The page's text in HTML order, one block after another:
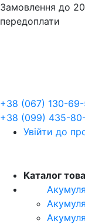
Замовлення до
передоплати
+38 (067) 130-
+38 (099) 435-
Увійти до
Каталог